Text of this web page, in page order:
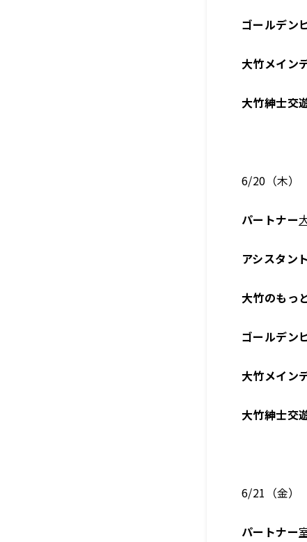
ゴールデン
大竹メイン
大竹紳士交
6/20（木）
パートナー
アシスタン
大竹のもっ
ゴールデン
大竹メイン
大竹紳士交
6/21（金）
パートナー